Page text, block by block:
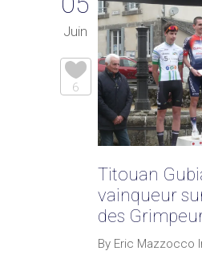
Juin
6
Titouan
vainqueur
des
By Eric Mazzocco